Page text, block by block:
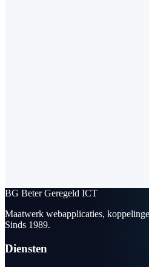
BG Beter Geregeld ICT
Maatwerk webapplicaties,
Sinds 1989.
Diensten